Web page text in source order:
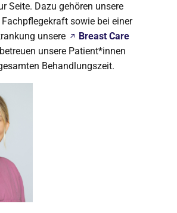
Seite. Dazu gehören unsere
sowie bei einer
unsere
Breast Care
unsere Patient*innen
Behandlungszeit.